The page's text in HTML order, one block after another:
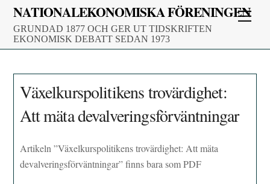
Skip
content
NATIONALEKONOMISKA FÖRENINGEN
GRUNDAD 1877 OCH GER UT TIDSKRIFTEN
EKONOMISK DEBATT SEDAN 1973
Växelkurspolitikens trovärdighet:
Att mäta devalveringsförväntningar
Artikeln ”Växelkurspolitikens trovärdighet: Att mäta
devalveringsförväntningar” finns bara som PDF